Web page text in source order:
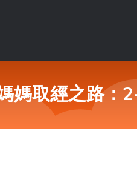
媽取經之路：